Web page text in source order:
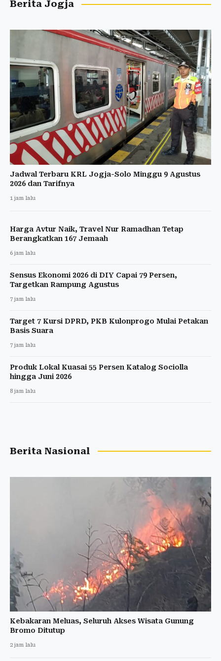
Berita Jogja
Jadwal Terbaru KRL Jogja-Solo Minggu 9 Agustus
2026 dan Tarifnya
1 jam lalu
Harga Avtur Naik, Travel Nur Ramadhan Tetap
Berangkatkan 167 Jemaah
6 jam lalu
Sensus Ekonomi 2026 di DIY Capai 79 Persen,
Targetkan Rampung Agustus
7 jam lalu
Target 7 Kursi DPRD, PKB Kulonprogo Mulai Petakan
Basis Suara
7 jam lalu
Produk Lokal Kuasai 55 Persen Katalog Sociolla
hingga Juni 2026
8 jam lalu
Berita Nasional
Kebakaran Meluas, Seluruh Akses Wisata Gunung
Bromo Ditutup
2 jam lalu